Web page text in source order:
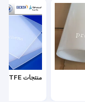
منتجات PCTFE